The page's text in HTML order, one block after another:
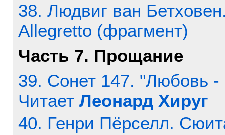
38. Людвиг ван
Allegretto (фрагмент)
Часть 7. Прощание
39. Сонет 147. "Любовь
Читает Леонард Хируг
40. Генри Пёрселл.